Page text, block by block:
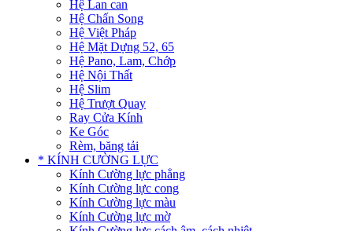
Hệ Lan can
Hệ Chấn Song
Hệ Việt Pháp
Hệ Mặt Dựng 52, 65
Hệ Pano, Lam, Chớp
Hệ Nội Thất
Hệ Slim
Hệ Trượt Quay
Ray Cửa Kính
Ke Góc
Rèm, băng tải
* KÍNH CƯỜNG LỰC
Kính Cường lực phẳng
Kính Cường lực cong
Kính Cường lực màu
Kính Cường lực mờ